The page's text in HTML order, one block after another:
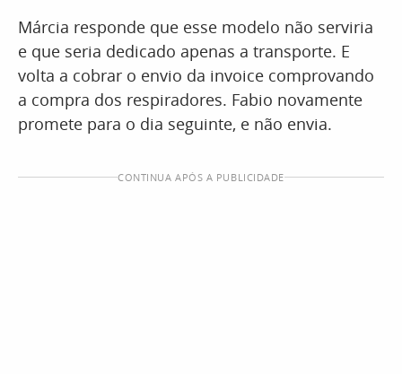
Márcia responde que esse modelo não serviria
e que seria dedicado apenas a transporte. E
volta a cobrar o envio da invoice comprovando
a compra dos respiradores. Fabio novamente
promete para o dia seguinte, e não envia.
CONTINUA APÓS A PUBLICIDADE